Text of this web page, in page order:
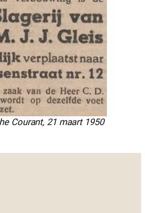
Courant, 21 maart 1950